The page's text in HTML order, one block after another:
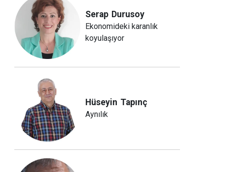
Serap Durusoy
Ekonomideki karanlık
koyulaşıyor
Hüseyin Tapınç
Aynılık